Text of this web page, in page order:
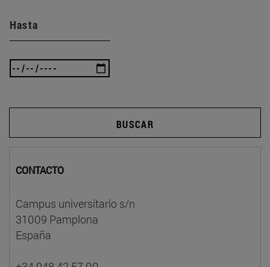
Hasta
BUSCAR
CONTACTO
Campus universitario s/n
31009 Pamplona
España